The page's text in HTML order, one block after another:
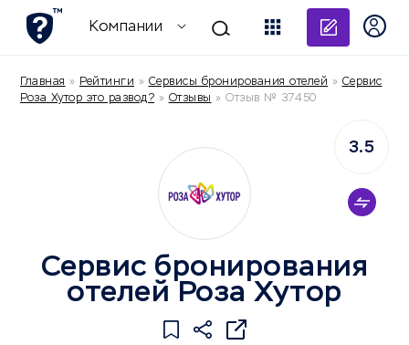
Компании
Главная » Рейтинги » Сервисы бронирования отелей » Сервис
Роза Хутор это развод? » Отзывы » Отзыв № 37450
Сервис бронирования
отелей Роза Хутор
3.5